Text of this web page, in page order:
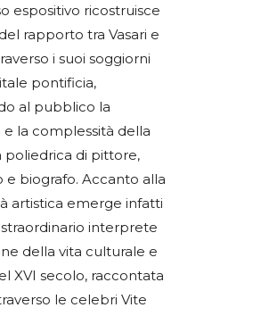
espositivo ricostruisce
rapporto tra Vasari e
i suoi soggiorni
pontificia,
al pubblico la
e la complessità della
poliedrica di pittore,
e biografo. Accanto alla
artistica emerge infatti
interprete
della vita culturale e
XVI secolo, raccontata
le celebri Vite